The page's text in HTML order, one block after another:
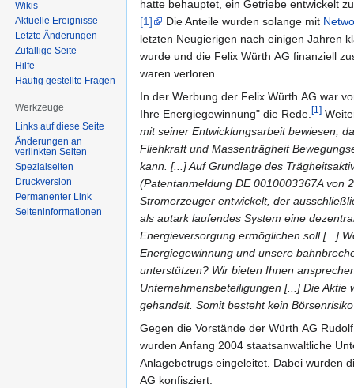
hatte behauptet, ein Getriebe entwickelt
[1]
Die Anteile wurden solange mit
letzten Neugierigen nach einigen Jahren
wurde und die Felix Würth AG finanziell
waren verloren.
In der Werbung der Felix Würth AG war
Ihre Energiegewinnung" die Rede.[1]
mit seiner Entwicklungsarbeit bewiesen,
Fliehkraft und Massenträgheit
kann. [...] Auf Grundlage des
(Patentanmeldung DE 0010003367A von
Stromerzeuger entwickelt, der
als autark laufendes System eine
Energieversorgung ermöglichen soll [...]
Energiegewinnung und unsere
unterstützen? Wir bieten Ihnen
Unternehmensbeteiligungen [...] Die Aktie
gehandelt. Somit besteht kein
Gegen die Vorstände der Würth AG
wurden Anfang 2004 staatsanwaltliche
Anlagebetrugs eingeleitet. Dabei wurden
AG konfisziert.
Wikis
Aktuelle Ereignisse
Letzte Änderungen
Zufällige Seite
Hilfe
Häufig gestellte Fragen
Werkzeuge
Links auf diese Seite
Änderungen an
verlinkten Seiten
Spezialseiten
Druckversion
Permanenter Link
Seiten­informationen